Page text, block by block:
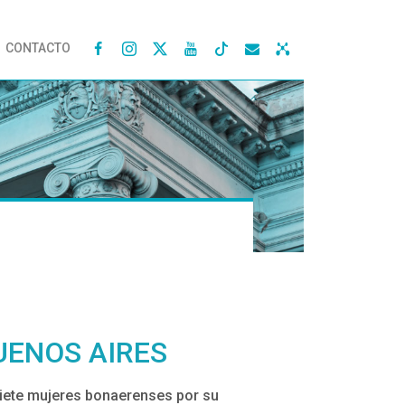
CONTACTO    
AIRES
mujeres bonaerenses por su